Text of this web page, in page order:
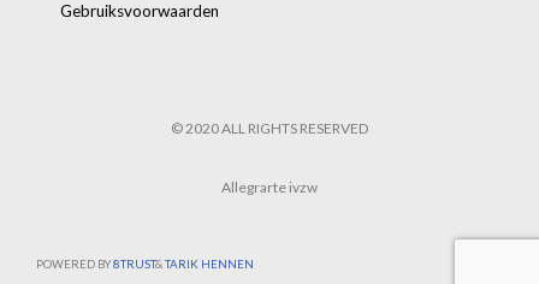
Gebruiksvoorwaarden
© 2020 ALL RIGHTS RESERVED
Allegrarte ivzw
POWERED BY8TRUST&TARIK HENNEN